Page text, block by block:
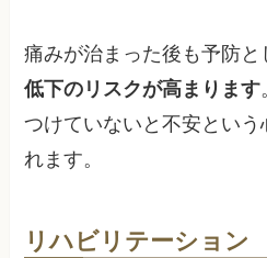
痛みが治まった後も予防
低下のリスクが高まります
つけていないと不安とい
れます。
リハビリテーション